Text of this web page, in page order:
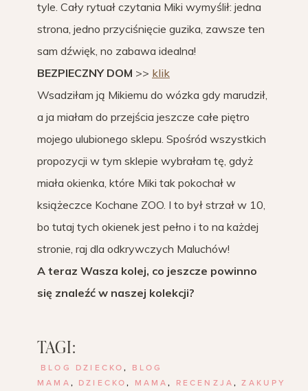
tyle. Cały rytuał czytania Miki wymyślił: jedna
strona, jedno przyciśnięcie guzika, zawsze ten
sam dźwięk, no zabawa idealna!
BEZPIECZNY DOM >> klik
Wsadziłam ją Mikiemu do wózka gdy marudził,
a ja miałam do przejścia jeszcze całe piętro
mojego ulubionego sklepu. Spośród wszystkich
propozycji w tym sklepie wybrałam tę, gdyż
miała okienka, które Miki tak pokochał w
książeczce Kochane ZOO. I to był strzał w 10,
bo tutaj tych okienek jest pełno i to na każdej
stronie, raj dla odkrywczych Maluchów!
A teraz Wasza kolej, co jeszcze powinno
się znaleźć w naszej kolekcji?
TAGI:
BLOG DZIECKO ,
BLOG
MAMA , DZIECKO , MAMA , RECENZJA , ZAKUPY